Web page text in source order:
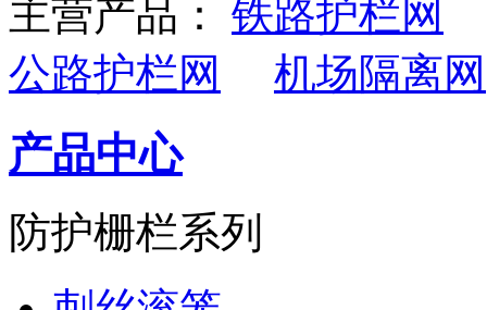
主营产品： 铁路护栏网
公路护栏网
机场隔离网
产品中心
防护栅栏系列